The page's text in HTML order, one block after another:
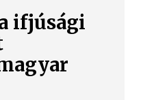
ifjúsági